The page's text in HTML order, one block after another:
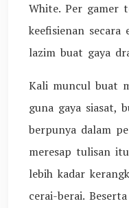
White. Per gamer
keefisienan secara
lazim buat gaya
Kali muncul buat
guna gaya siasat,
berpunya dalam
meresap tulisan
lebih kadar
cerai-berai.